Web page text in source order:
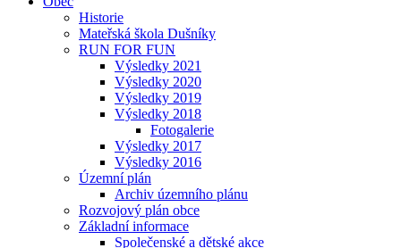
Historie
Mateřská škola Dušníky
RUN FOR FUN
Výsledky 2021
Výsledky 2020
Výsledky 2019
Výsledky 2018
Fotogalerie
Výsledky 2017
Výsledky 2016
Územní plán
Archiv územního plánu
Rozvojový plán obce
Základní informace
Společenské a dětské akce